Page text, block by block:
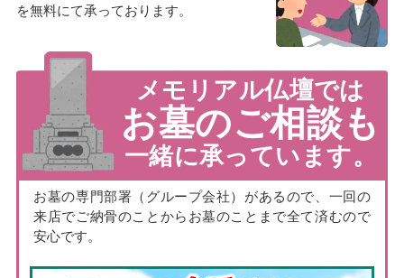
を無料にて承っております。
メモリアル仏壇では
お墓のご相談も
一緒に承っています。
お墓の専門部署（グループ会社）があるので、一回の
来店でご納骨のことからお墓のことまで全て済むので
安心です。